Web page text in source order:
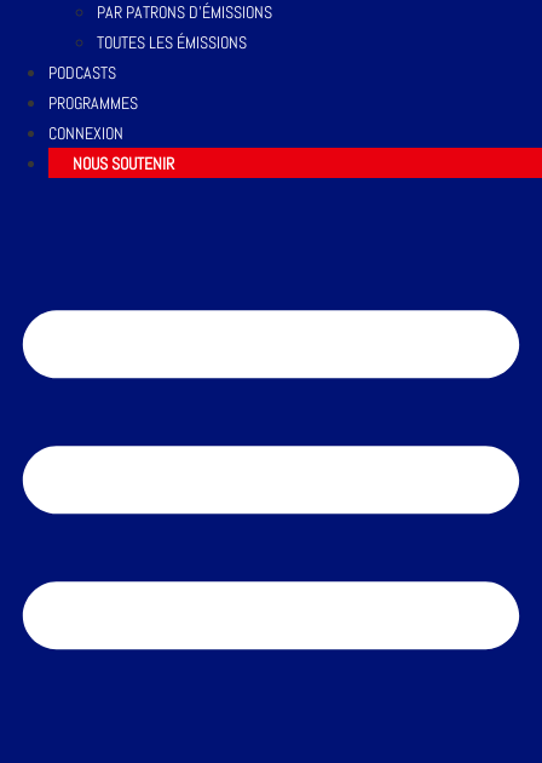
PAR PATRONS D’ÉMISSIONS
TOUTES LES ÉMISSIONS
PODCASTS
PROGRAMMES
CONNEXION
NOUS SOUTENIR